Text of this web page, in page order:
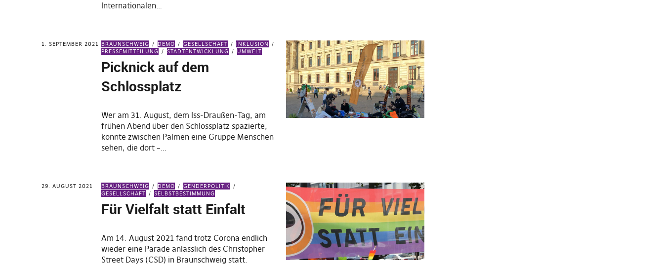
Internationalen…
1. SEPTEMBER 2021 BRAUNSCHWEIG DEMO GESELLSCHAFT
INKLUSION
PRESSEMITTEILUNG
STADTENTWICKLUNG UMWELT
Picknick auf dem
Schlossplatz
Wer am 31. August, dem Iss-Draußen-Tag, am
frühen Abend über den Schlossplatz spazierte,
konnte zwischen Palmen eine Gruppe Menschen
sehen, die dort –…
29. AUGUST 2021 BRAUNSCHWEIG DEMO
GENDERPOLITIK
GESELLSCHAFT
SELBSTBESTIMMUNG
Für Vielfalt statt Einfalt
Am 14. August 2021 fand trotz Corona endlich
wieder eine Parade anlässlich des Christopher
Street Days (CSD) in Braunschweig statt.